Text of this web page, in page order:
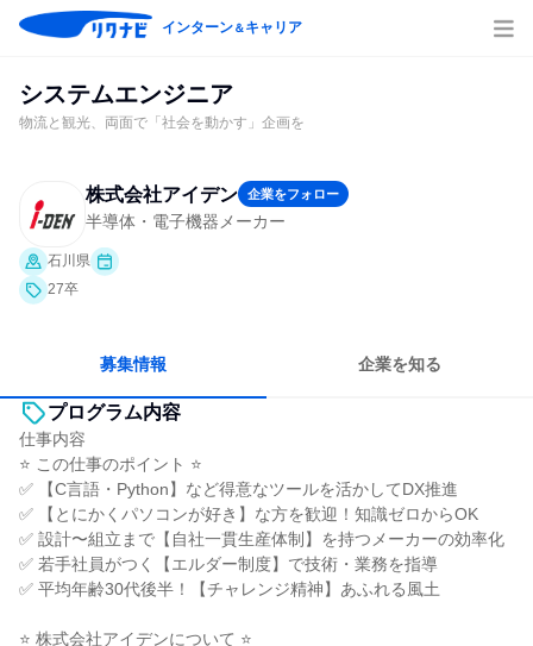
インターン＆キャリア
システムエンジニア
物流と観光、両面で「社会を動かす」企画を
株式会社アイデン 企業をフォロー
半導体・電子機器メーカー
石川県
27卒
募集情報 企業を知る
プログラム内容
仕事内容
⭐ この仕事のポイント ⭐
✅ 【C言語・Python】など得意なツールを活かしてDX推進
✅ 【とにかくパソコンが好き】な方を歓迎！知識ゼロからOK
✅ 設計〜組立まで【自社一貫生産体制】を持つメーカーの効率化
✅ 若手社員がつく【エルダー制度】で技術・業務を指導
✅ 平均年齢30代後半！【チャレンジ精神】あふれる風土
⭐ 株式会社アイデンについて ⭐